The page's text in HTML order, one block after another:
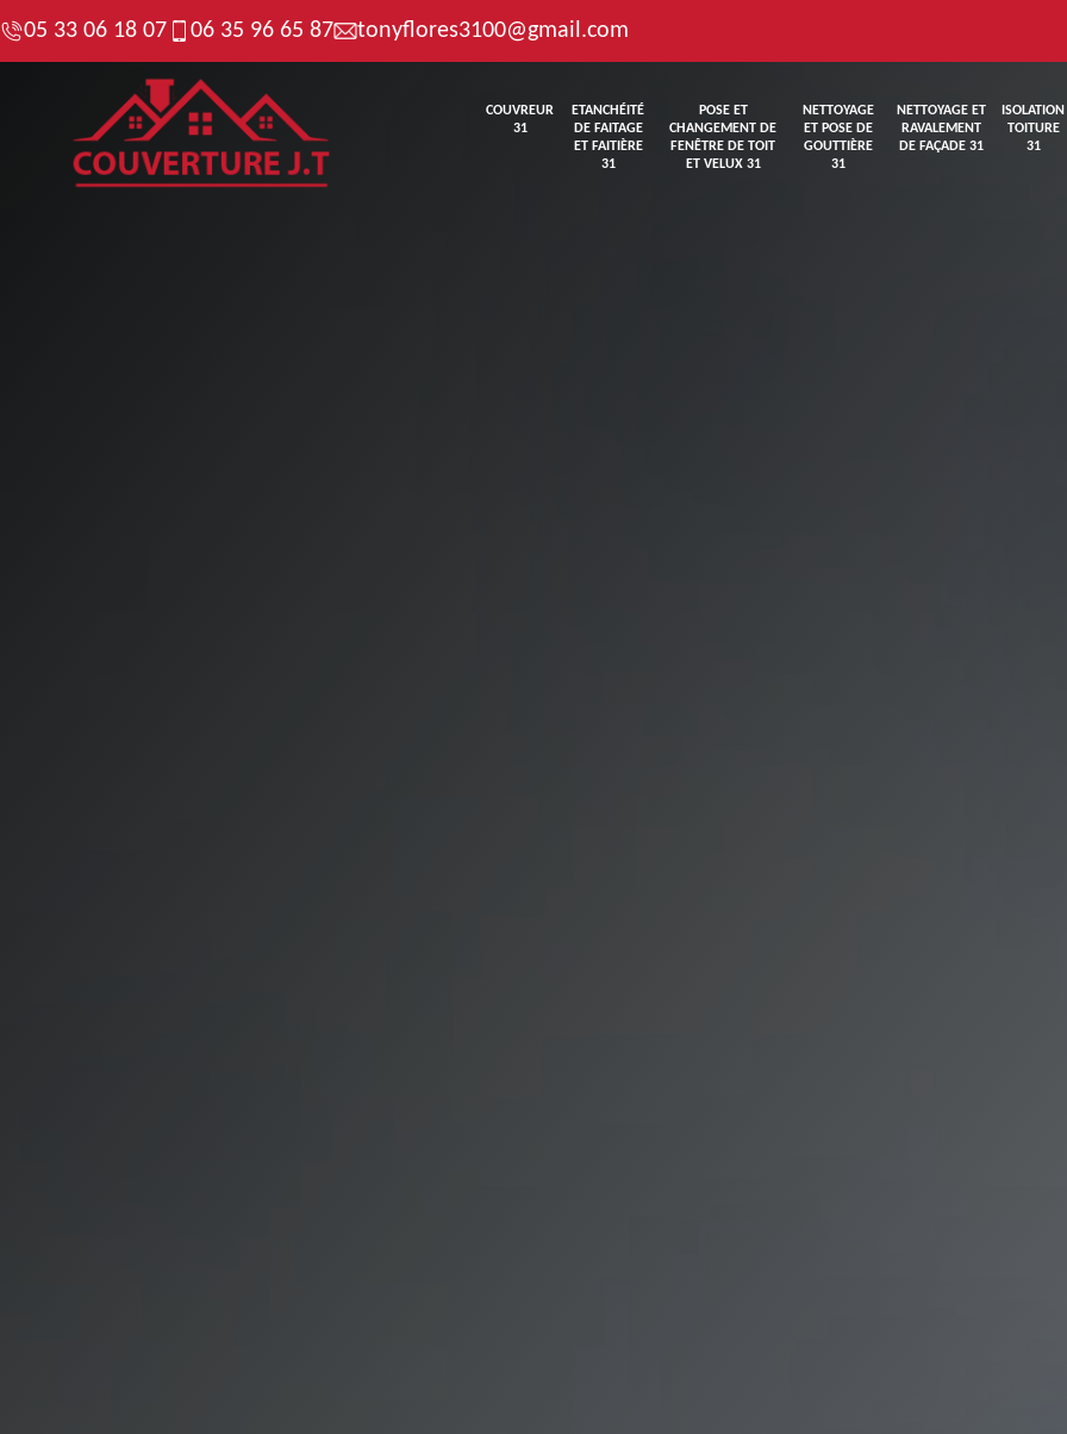
05 33 06 18 07 06 35 96 65 87 tonyflores3100@gmail.com
COUVREUR
31
ETANCHÉITÉ
DE FAITAGE
ET FAITIÈRE
31
POSE ET
CHANGEMENT DE
FENÊTRE DE TOIT
ET VELUX 31
NETTOYAGE
ET POSE DE
GOUTTIÈRE
31
NETTOYAGE ET
RAVALEMENT
DE FAÇADE 31
ISOLATION
TOITURE
31